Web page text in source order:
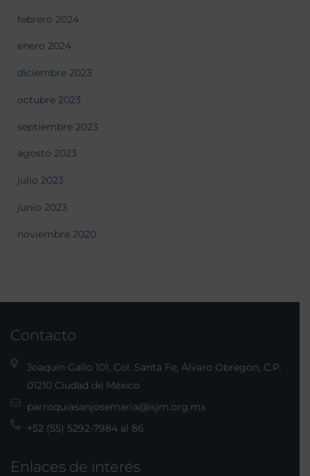
febrero 2024
enero 2024
diciembre 2023
octubre 2023
septiembre 2023
agosto 2023
julio 2023
junio 2023
noviembre 2020
Contacto
Joaquín Gallo 101, Col. Santa Fe, Álvaro Obregón, C.P.
01210 Ciudad de México
parroquiasanjosemaria@isjm.org.mx
+52 (55) 5292-7984 al 86
Enlaces de interés